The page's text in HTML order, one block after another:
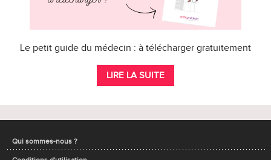
Le petit guide du médecin : à télécharger gratuitement
LIRE LA SUITE
Qui sommes-nous ?